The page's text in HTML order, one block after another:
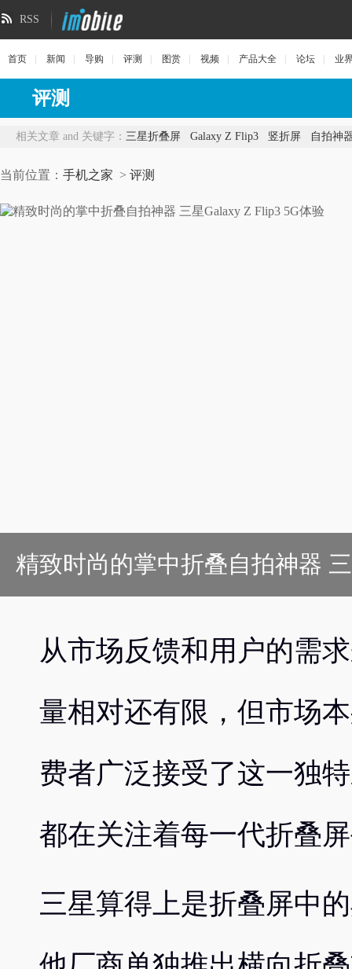
RSS
首页 新闻 导购 评测 图赏 视频 产品大全 论坛 业
评测
相关文章 and 关键字： 三星折叠屏 Galaxy Z Flip3 竖折屏 自拍神
当前位置： 手机之家 > 评测
精致时尚的掌中折叠自拍神器
从市场反馈和用户的需
量相对还有限，但市场
费者广泛接受了这一独
都在关注着每一代折叠
三星算得上是折叠屏中